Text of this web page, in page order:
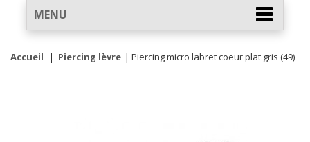
MENU
Accueil Piercing lèvre Piercing micro labret coeur plat gris (49)